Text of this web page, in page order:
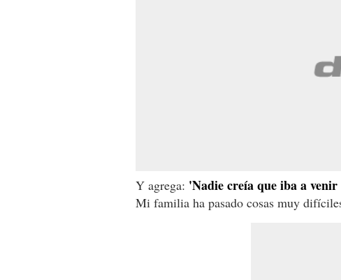
Y agrega: 'Nadie creía que iba a
Mi familia ha pasado cosas muy